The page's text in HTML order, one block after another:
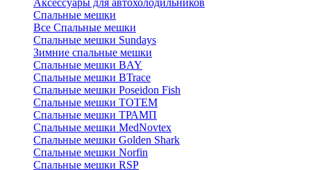
Аксессуары для автохолодильников
Спальные мешки
Все Спальные мешки
Спальные мешки Sundays
Зимние спальные мешки
Спальные мешки BAY
Спальные мешки BTrace
Спальные мешки Poseidon Fish
Спальные мешки ТОТЕМ
Спальные мешки ТРАМП
Cпальные мешки MedNovtex
Спальные мешки Golden Shark
Спальные мешки Norfin
Спальные мешки RSP